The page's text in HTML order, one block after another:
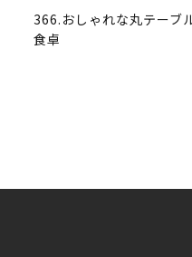
366.おしゃれな丸テーブ
食卓